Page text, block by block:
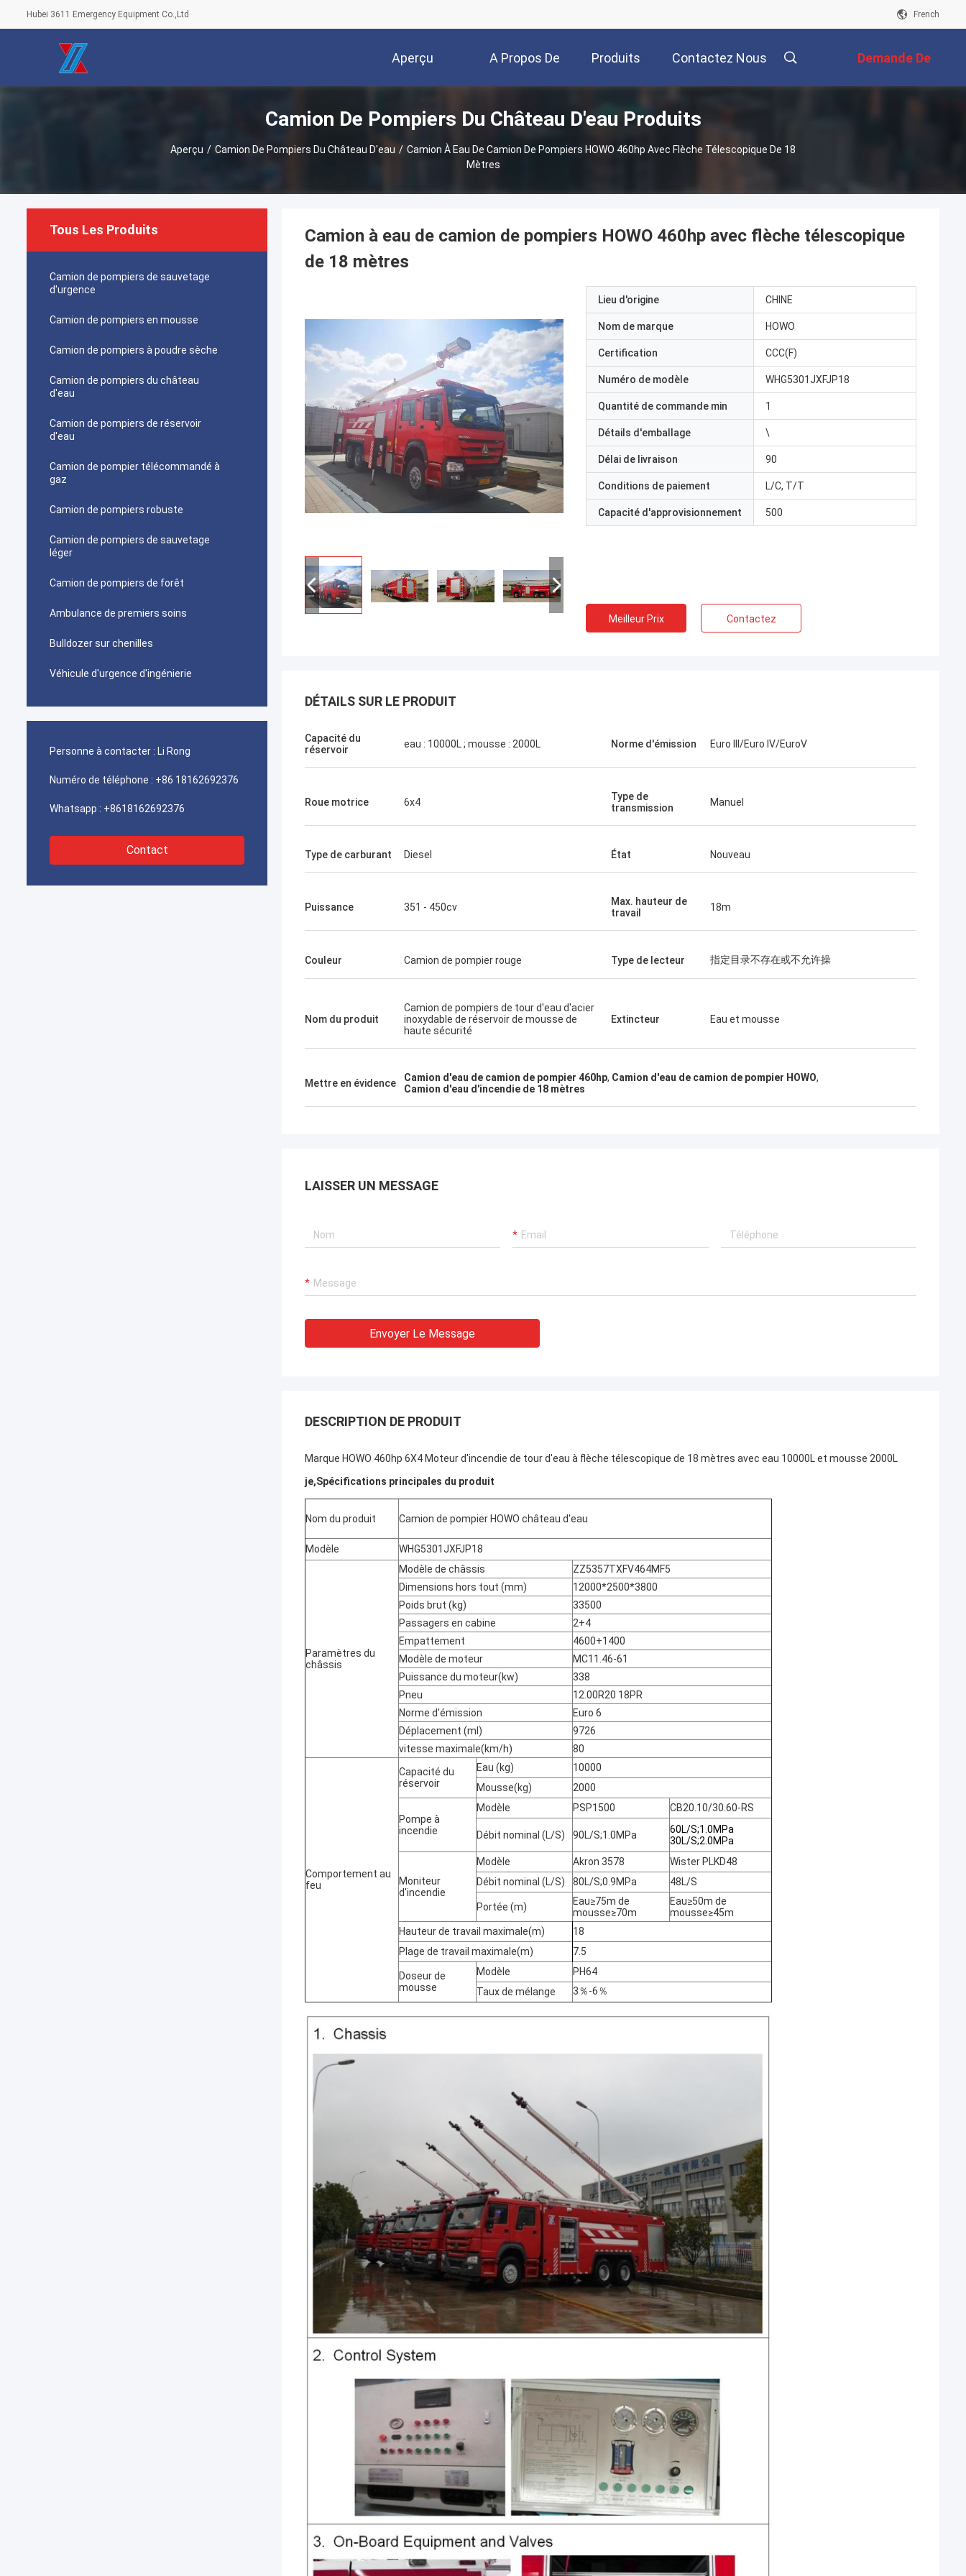
Hubei 3611 Emergency Equipment Co.,Ltd French
Aperçu A Propos De
Nous
Produits Contactez Nous Demande De
Soumission
Camion De Pompiers Du Château D'eau Produits
Aperçu / Camion De Pompiers Du Château D'eau / Camion À Eau De Camion De Pompiers HOWO 460hp Avec Flèche Télescopique De 18
Mètres
Tous Les Produits
Camion de pompiers de sauvetage
d'urgence
Camion de pompiers en mousse
Camion de pompiers à poudre sèche
Camion de pompiers du château
d'eau
Camion de pompiers de réservoir
d'eau
Camion de pompier télécommandé à
gaz
Camion de pompiers robuste
Camion de pompiers de sauvetage
léger
Camion de pompiers de forêt
Ambulance de premiers soins
Bulldozer sur chenilles
Véhicule d'urgence d'ingénierie
Personne à contacter : Li Rong
Numéro de téléphone : +86 18162692376
Whatsapp : +8618162692376
Contact
Camion à eau de camion de pompiers HOWO 460hp avec flèche télescopique
de 18 mètres
Lieu d'origine CHINE
Nom de marque HOWO
Certification CCC(F)
Numéro de modèle WHG5301JXFJP18
Quantité de commande min 1
Détails d'emballage \
Délai de livraison 90
Conditions de paiement L/C, T/T
Capacité d'approvisionnement 500
Meilleur Prix Contactez
DÉTAILS SUR LE PRODUIT
Capacité du
réservoir
eau : 10000L ; mousse : 2000L Norme d'émission Euro III/Euro IV/EuroV
Roue motrice 6x4
Type de
transmission
Manuel
Type de carburant Diesel État Nouveau
Puissance 351 - 450cv
Max. hauteur de
travail
18m
Couleur Camion de pompier rouge Type de lecteur 指定目录不存在或不允许操
Nom du produit
Camion de pompiers de tour d'eau d'acier
inoxydable de réservoir de mousse de
haute sécurité
Extincteur Eau et mousse
Mettre en évidence Camion d'eau de camion de pompier 460hp, Camion d'eau de camion de pompier HOWO,
Camion d'eau d'incendie de 18 mètres
LAISSER UN MESSAGE
Envoyer Le Message
DESCRIPTION DE PRODUIT
Marque HOWO 460hp 6X4 Moteur d'incendie de tour d'eau à flèche télescopique de 18 mètres avec eau 10000L et mousse 2000L
je,Spécifications principales du produit
Nom du produit Camion de pompier HOWO château d'eau
Modèle WHG5301JXFJP18
Paramètres du
châssis
Modèle de châssis
ZZ5357TXFV464MF5
Dimensions hors tout (mm)
12000*2500*3800
Poids brut (kg)
33500
Passagers en cabine
2+4
Empattement
4600+1400
Modèle de moteur
MC11.46-61
Puissance du moteur(kw)
338
Pneu
12.00R20 18PR
Norme d'émission
Euro 6
Déplacement (ml)
9726
vitesse maximale(km/h) 80
Comportement au
feu
Capacité du
réservoir
Eau (kg)
10000
Mousse(kg)
2000
Pompe à
incendie
Modèle PSP1500 CB20.10/30.60-RS
Débit nominal (L/S) 90L/S;1.0MPa
60L/S;1.0MPa
30L/S;2.0MPa
Moniteur
d'incendie
Modèle Akron 3578
Wister PLKD48
Débit nominal (L/S)
80L/S;0.9MPa 48L/S
Portée (m) Eau≥75m de
mousse≥70m
Eau≥50m de
mousse≥45m
Hauteur de travail maximale(m)
18
Plage de travail maximale(m)
7.5
Doseur de
mousse
Modèle
PH64
Taux de mélange
3％-6％